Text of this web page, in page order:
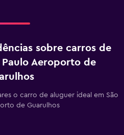
sobre carros de
Aeroporto de
o carro de aluguer ideal em São
de Guarulhos